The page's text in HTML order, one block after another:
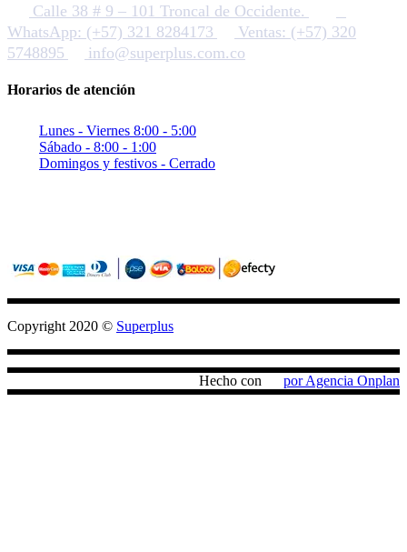
Calle 38 # 9 – 101 Troncal de Occidente.
WhatsApp: (+57) 321 8284173
Ventas: (+57) 320
5748895
info@superplus.com.co
Horarios de atención
Lunes - Viernes 8:00 - 5:00
Sábado - 8:00 - 1:00
Domingos y festivos - Cerrado
Copyright 2020 © Superplus
Hecho con por Agencia Onplan